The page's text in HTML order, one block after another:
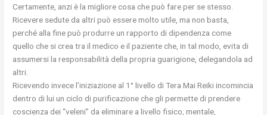
Certamente, anzi è la migliore cosa che può fare per se stesso.
Ricevere sedute da altri può essere molto utile, ma non basta,
perché alla fine può produrre un rapporto di dipendenza come
quello che si crea tra il medico e il paziente che, in tal modo, evita di
assumersi la responsabilità della propria guarigione, delegandola ad
altri.
Ricevendo invece l’iniziazione al 1° livello di Tera Mai Reiki incomincia
dentro di lui un ciclo di purificazione che gli permette di prendere
coscienza dei “veleni” da eliminare a livello fisico, mentale,